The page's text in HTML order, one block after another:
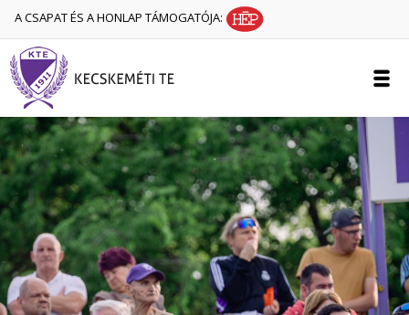
A CSAPAT ÉS A HONLAP TÁMOGATÓJA: